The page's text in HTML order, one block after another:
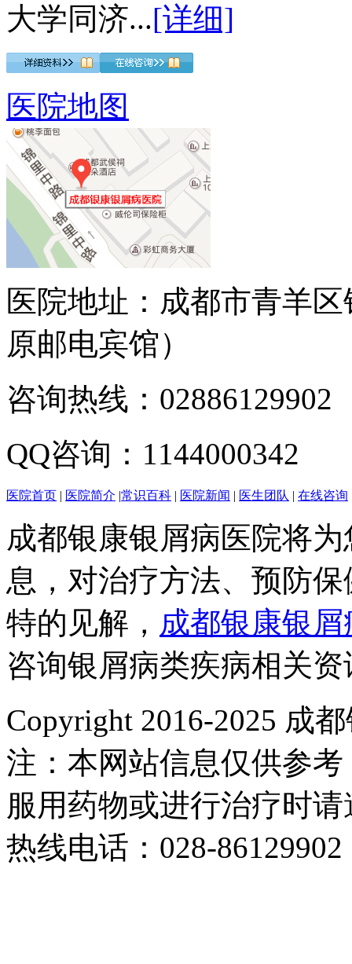
大学同济...[详细]
医院地图
医院地址：成都市青羊
原邮电宾馆）
咨询热线：02886129902
QQ咨询：1144000342
医院首页 | 医院简介 |常识百科 | 医院新闻 | 医生团队 | 在线咨询
成都银康银屑病医院将
息，对治疗方法、预防
特的见解， 成都银康银
咨询银屑病类疾病相关资
Copyright 2016-2025 成
注：本网站信息仅供参
服用药物或进行治疗时
热线电话：028-86129902